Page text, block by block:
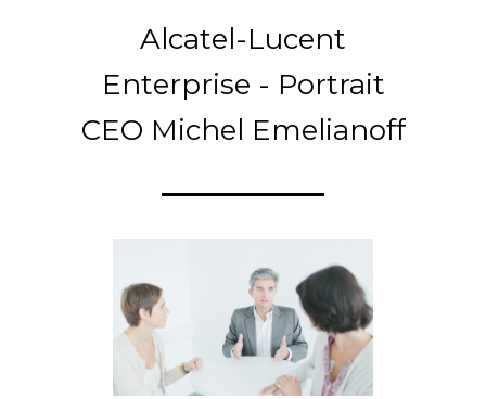
Alcatel-Lucent
Enterprise - Portrait
CEO Michel Emelianoff